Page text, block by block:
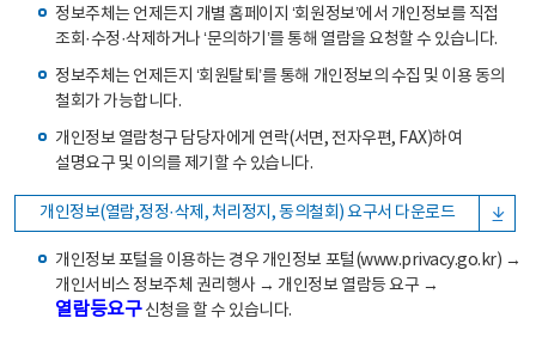
정보주체는 언제든지 개별 홈페이지 ‘회원정보’에서 개인정보를 직접
조회·수정·삭제하거나 ‘문의하기’를 통해 열람을 요청할 수 있습니다.
정보주체는 언제든지 ‘회원탈퇴’를 통해 개인정보의 수집 및 이용 동의
철회가 가능합니다.
개인정보 열람청구 담당자에게 연락(서면, 전자우편, FAX)하여
설명요구 및 이의를 제기할 수 있습니다.
개인정보(열람,정정·삭제, 처리정지, 동의철회) 요구서 다운로드
개인정보 포털을 이용하는 경우 개인정보 포털(www.privacy.go.kr) →
개인서비스 정보주체 권리행사 → 개인정보 열람등 요구 →
열람등요구신청을 할 수 있습니다.